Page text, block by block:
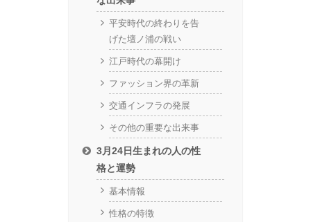
平安時代の終わりを告
げた壇ノ浦の戦い
江戸時代の幕開け
ファッション界の革新
交通インフラの発展
その他の重要な出来事
3月24日生まれの人の性
格と運勢
基本情報
性格の特徴